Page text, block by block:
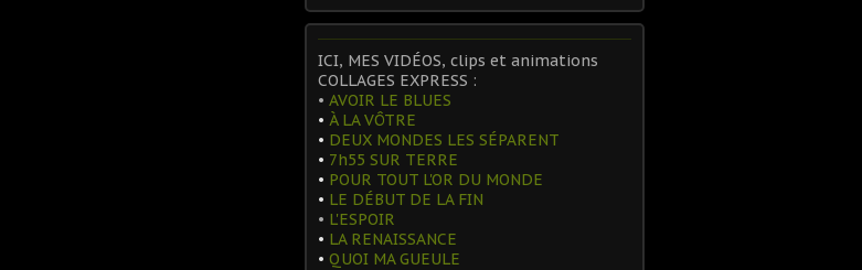
ICI, MES VIDÉOS, clips et animations
COLLAGES EXPRESS :
• AVOIR LE BLUES
• À LA VÔTRE
• DEUX MONDES LES SÉPARENT
• 7h55 SUR TERRE
• POUR TOUT L'OR DU MONDE
• LE DÉBUT DE LA FIN
• L'ESPOIR
• LA RENAISSANCE
• QUOI MA GUEULE